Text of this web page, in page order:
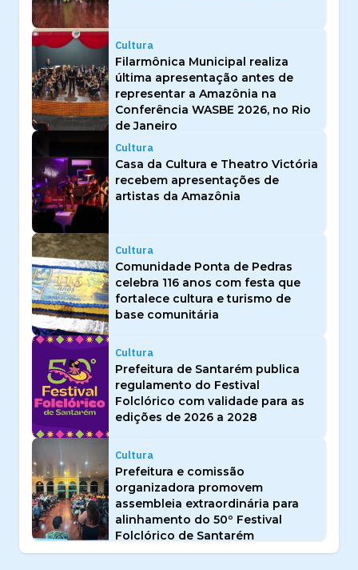
Cultura
Filarmônica Municipal realiza
última apresentação antes de
representar a Amazônia na
Conferência WASBE 2026, no Rio
de Janeiro
Cultura
Casa da Cultura e Theatro Victória
recebem apresentações de
artistas da Amazônia
Cultura
Comunidade Ponta de Pedras
celebra 116 anos com festa que
fortalece cultura e turismo de
base comunitária
Cultura
Prefeitura de Santarém publica
regulamento do Festival
Folclórico com validade para as
edições de 2026 a 2028
Cultura
Prefeitura e comissão
organizadora promovem
assembleia extraordinária para
alinhamento do 50º Festival
Folclórico de Santarém